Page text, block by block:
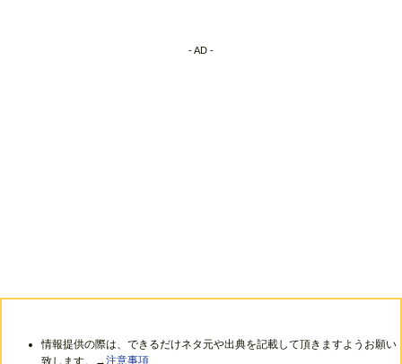
- AD -
情報提供の際は、できるだけネタ元や出典を記載して頂きますようお願い
致します。→注意事項